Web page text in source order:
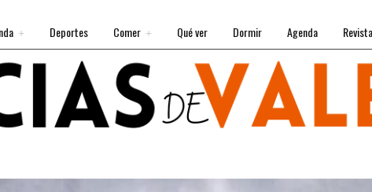
Deportes Comer Qué ver Dormir Agenda Revista